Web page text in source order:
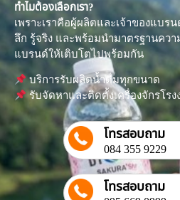
ทำไมต้องเลือกเรา?
เพราะเราคือผู้ผลิตและเจ้าของแบร
ลึก รู้จริง และพร้อมนำมาตรฐานควา
แบรนด์ให้เติบโตไปพร้อมกัน
บริการรับผลิตน้ำดื่มทุกขนาด
รับจัดหาและติดตั้งเครื่องจักรโรง
โทรสอบถาม
084 355 9229
โทรสอบถาม